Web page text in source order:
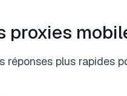
proxies
plus rapides